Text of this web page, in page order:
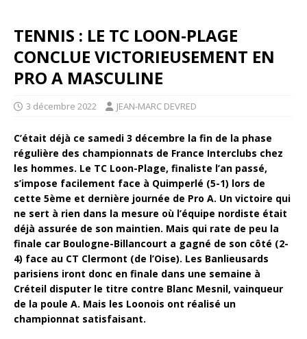
TENNIS : LE TC LOON-PLAGE
CONCLUE VICTORIEUSEMENT EN
PRO A MASCULINE
3 décembre 2022 JEAN-MARC DEVRED
C’était déjà ce samedi 3 décembre la fin de la phase
régulière des championnats de France Interclubs chez
les hommes. Le TC Loon-Plage, finaliste l’an passé,
s’impose facilement face à Quimperlé (5-1) lors de
cette 5ème et dernière journée de Pro A. Un victoire qui
ne sert à rien dans la mesure où l’équipe nordiste était
déjà assurée de son maintien. Mais qui rate de peu la
finale car Boulogne-Billancourt a gagné de son côté (2-
4) face au CT Clermont (de l’Oise). Les Banlieusards
parisiens iront donc en finale dans une semaine à
Créteil disputer le titre contre Blanc Mesnil, vainqueur
de la poule A. Mais les Loonois ont réalisé un
championnat satisfaisant.